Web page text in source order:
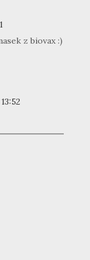
z biovax :)